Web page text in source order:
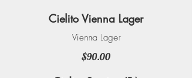
Cielito Vienna Lager
Vienna Lager
$90.00